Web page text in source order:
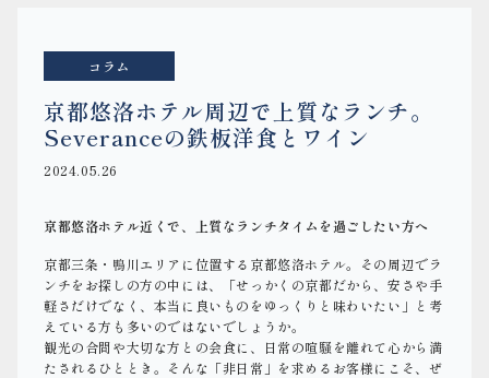
コラム
京都悠洛ホテル周辺で上質なランチ。
Severanceの鉄板洋食とワイン
2024.05.26
京都悠洛ホテル近くで、上質なランチタイムを過ごしたい方へ
京都三条・鴨川エリアに位置する京都悠洛ホテル。その周辺でラ
ンチをお探しの方の中には、「せっかくの京都だから、安さや手
軽さだけでなく、本当に良いものをゆっくりと味わいたい」と考
えている方も多いのではないでしょうか。
観光の合間や大切な方との会食に、日常の喧騒を離れて心から満
たされるひととき。そんな「非日常」を求めるお客様にこそ、ぜ